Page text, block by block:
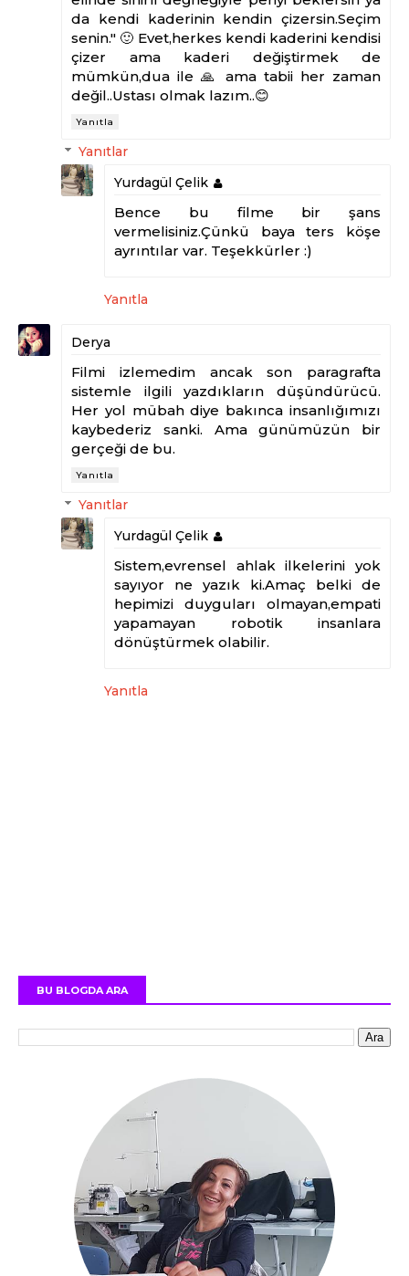
da kendi kaderinin kendin çizersin.Seçim
senin." 🙂 Evet,herkes kendi kaderini kendisi
çizer ama kaderi değiştirmek de
mümkün,dua ile 🙏 ama tabii her zaman
değil..Ustası olmak lazım..😊
Yanıtla
Yanıtlar
Yurdagül Çelik
Bence bu filme bir şans
vermelisiniz.Çünkü baya ters köşe
ayrıntılar var. Teşekkürler :)
Yanıtla
Derya
Filmi izlemedim ancak son paragrafta
sistemle ilgili yazdıkların düşündürücü.
Her yol mübah diye bakınca insanlığımızı
kaybederiz sanki. Ama günümüzün bir
gerçeği de bu.
Yanıtla
Yanıtlar
Yurdagül Çelik
Sistem,evrensel ahlak ilkelerini yok
sayıyor ne yazık ki.Amaç belki de
hepimizi duyguları olmayan,empati
yapamayan robotik insanlara
dönüştürmek olabilir.
Yanıtla
BU BLOGDA ARA